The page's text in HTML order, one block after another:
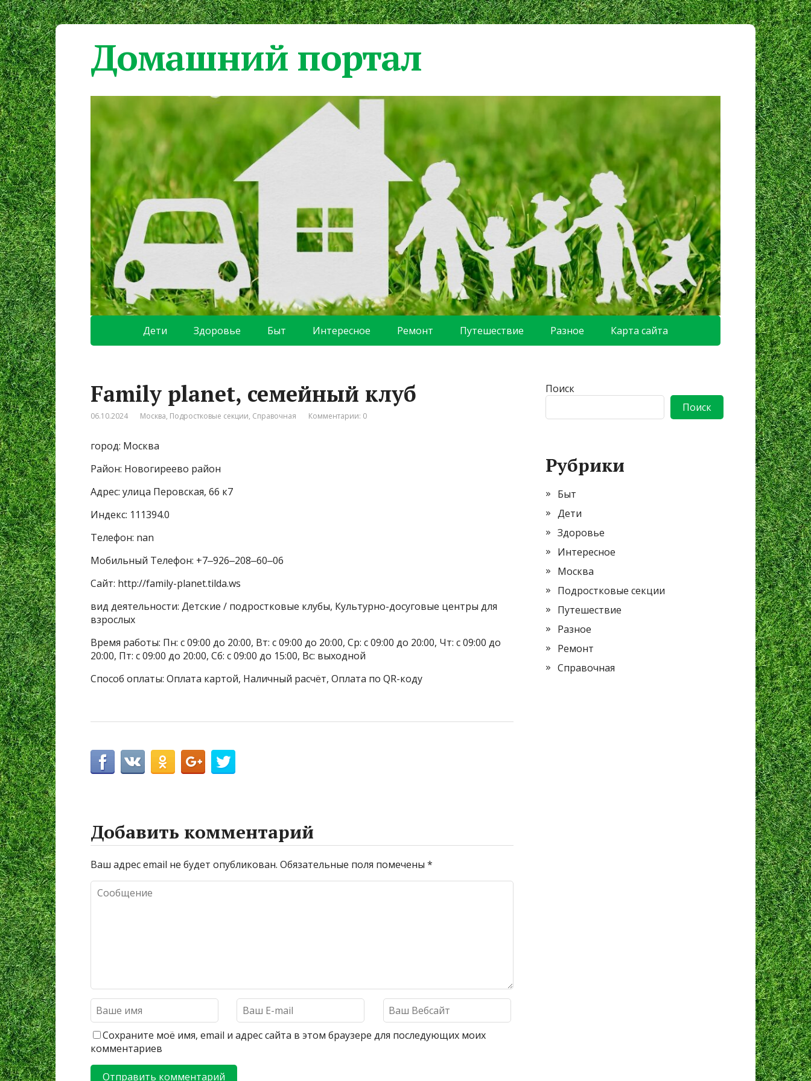
Домашний портал
Дети Здоровье Быт Интересное Ремонт Путешествие Разное Карта сайта
Family planet, семейный клуб
06.10.2024 Москва, Подростковые секции, Справочная Комментарии: 0
город: Москва
Район: Новогиреево район
Адрес: улица Перовская, 66 к7
Индекс: 111394.0
Телефон: nan
Мобильный Телефон: +7‒926‒208‒60‒06
Сайт: http://family-planet.tilda.ws
вид деятельности: Детские / подростковые клубы, Культурно-досуговые центры для
взрослых
Время работы: Пн: с 09:00 до 20:00, Вт: с 09:00 до 20:00, Ср: с 09:00 до 20:00, Чт: с 09:00 до
20:00, Пт: с 09:00 до 20:00, Сб: с 09:00 до 15:00, Вс: выходной
Способ оплаты: Оплата картой, Наличный расчёт, Оплата по QR-коду
Добавить комментарий
Ваш адрес email не будет опубликован. Обязательные поля помечены *
Сохраните моё имя, email и адрес сайта в этом браузере для последующих моих
комментариев
Поиск
Поиск
Рубрики
Быт
Дети
Здоровье
Интересное
Москва
Подростковые секции
Путешествие
Разное
Ремонт
Справочная